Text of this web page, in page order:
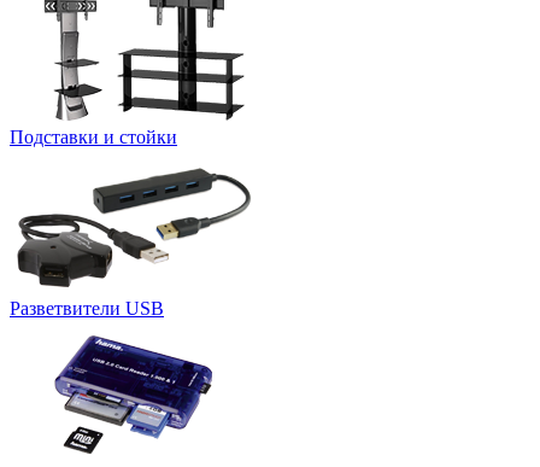
Подставки и стойки
Разветвители USB